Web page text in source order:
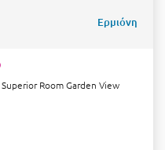
Ερμιόνη
Superior Room Garden View